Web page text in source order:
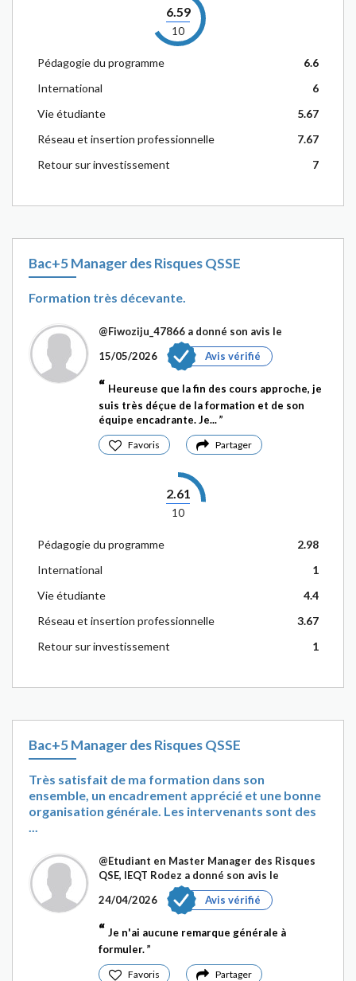
6.59
10
Pédagogie du programme
6.6
International
6
Vie étudiante
5.67
Réseau et insertion professionnelle
7.67
Retour sur investissement
7
Bac+5 Manager des Risques QSSE
Formation très décevante.
@Fiwoziju_47866 a donné son avis le
15/05/2026
Avis vérifié
Heureuse que la fin des cours approche, je
suis très déçue de la formation et de son
équipe encadrante. Je...
Favoris Partager
2.61
10
Pédagogie du programme
2.98
International
1
Vie étudiante
4.4
Réseau et insertion professionnelle
3.67
Retour sur investissement
1
Bac+5 Manager des Risques QSSE
Très satisfait de ma formation dans son
ensemble, un encadrement apprécié et une bonne
organisation générale. Les intervenants sont des
...
@Etudiant en Master Manager des Risques
QSE, IEQT Rodez a donné son avis le
24/04/2026
Avis vérifié
Je n'ai aucune remarque générale à
formuler.
Favoris Partager